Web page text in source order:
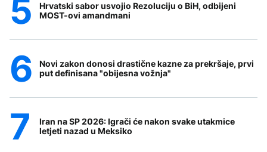
Hrvatski sabor usvojio Rezoluciju o BiH, odbijeni
MOST-ovi amandmani
Novi zakon donosi drastične kazne za prekršaje, prvi
put definisana "obijesna vožnja"
Iran na SP 2026: Igrači će nakon svake utakmice
letjeti nazad u Meksiko